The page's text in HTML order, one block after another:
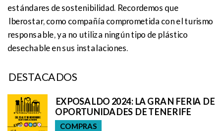
estándares de sostenibilidad. Recordemos que
Iberostar, como compañía comprometida con el turismo
responsable, ya no utiliza ningún tipo de plástico
desechable en sus instalaciones.
DESTACADOS
EXPOSALDO 2024: LA GRAN FERIA DE
OPORTUNIDADES DE TENERIFE
COMPRAS